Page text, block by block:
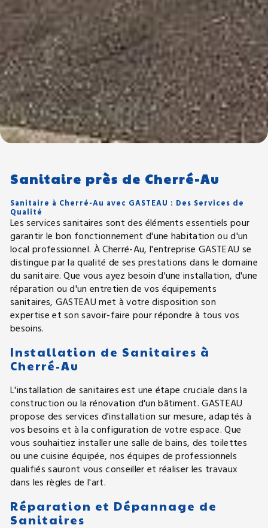
Sanitaire près de Cherré-Au
Sanitaire à Cherré-Au avec GASTEAU : Des Services de
Qualité
Les services sanitaires sont des éléments essentiels pour
garantir le bon fonctionnement d'une habitation ou d'un
local professionnel. À Cherré-Au, l'entreprise GASTEAU se
distingue par la qualité de ses prestations dans le domaine
du sanitaire. Que vous ayez besoin d'une installation, d'une
réparation ou d'un entretien de vos équipements
sanitaires, GASTEAU met à votre disposition son
expertise et son savoir-faire pour répondre à tous vos
besoins.
Installation de Sanitaires à
Cherré-Au
L'installation de sanitaires est une étape cruciale dans la
construction ou la rénovation d'un bâtiment. GASTEAU
propose des services d'installation sur mesure, adaptés à
vos besoins et à la configuration de votre espace. Que
vous souhaitiez installer une salle de bains, des toilettes
ou une cuisine équipée, nos équipes de professionnels
qualifiés sauront vous conseiller et réaliser les travaux
dans les règles de l'art.
Réparation et Dépannage de
Sanitaires